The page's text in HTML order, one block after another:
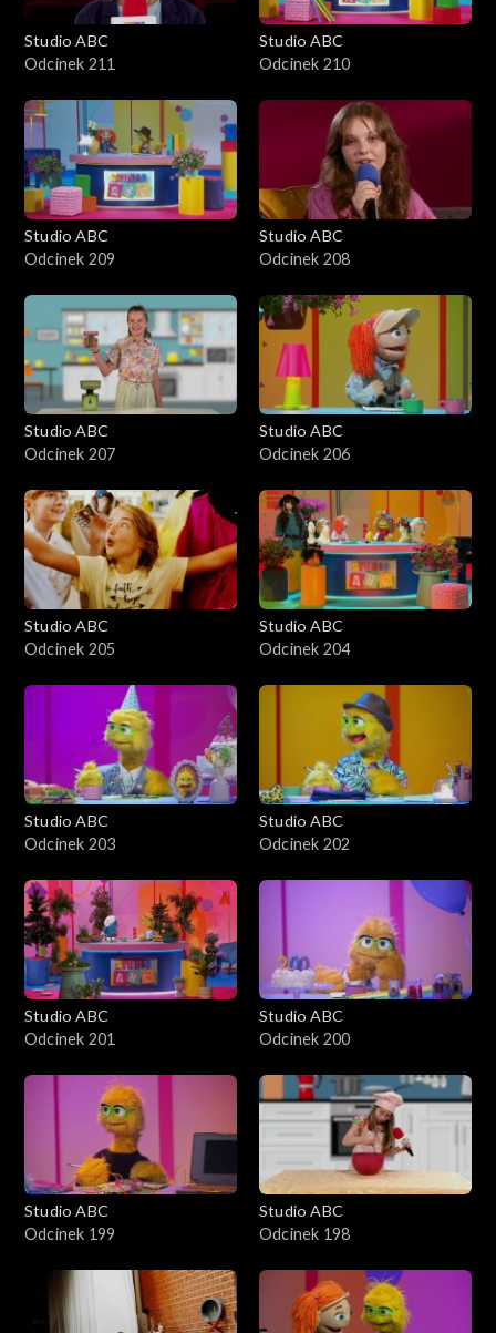
Studio ABC
Odcinek 211
Studio ABC
Odcinek 210
Studio ABC
Odcinek 209
Studio ABC
Odcinek 208
Studio ABC
Odcinek 207
Studio ABC
Odcinek 206
Studio ABC
Odcinek 205
Studio ABC
Odcinek 204
Studio ABC
Odcinek 203
Studio ABC
Odcinek 202
Studio ABC
Odcinek 201
Studio ABC
Odcinek 200
Studio ABC
Odcinek 199
Studio ABC
Odcinek 198